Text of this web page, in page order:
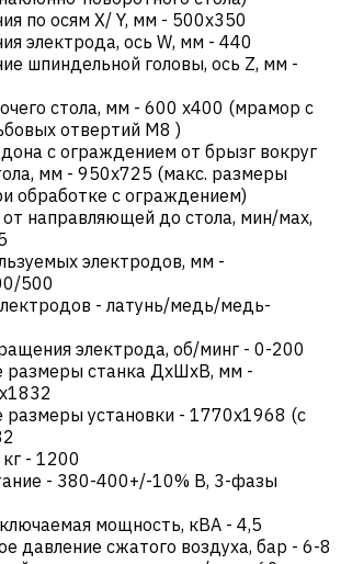
по осям X/ Y, мм - 500х350
электрода, ось W, мм - 440
шпиндельной головы, ось Z, мм -
стола, мм - 600 х400 (мрамор с
отвертий М8 )
с ограждением от брызг вокруг
мм - 950x725 (макс. размеры
обработке с ограждением)
от направляющей до стола, мин/мах,
электродов, мм -
500
- латунь/медь/медь-
электрода, об/минг - 0-200
размеры станка ДxШxВ, мм -
размеры установки - 1770х1968 (с
- 1200
- 380-400+/-10% В, 3-фазы
мощность, кВА - 4,5
давление сжатого воздуха, бар - 6-8